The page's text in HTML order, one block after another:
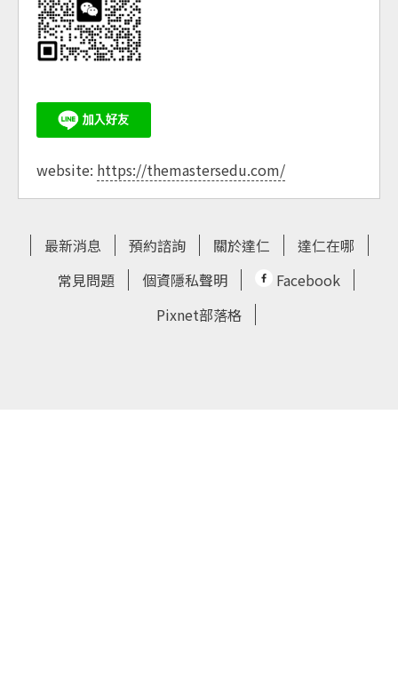
website: https://themastersedu.com/
最新消息 預約諮詢 關於達仁
達仁在哪
常見問題
個資隱私聲明
Facebook
Pixnet部落格